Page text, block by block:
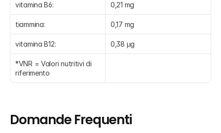
vitamina B6: 0,21 mg
tiammina: 0,17 mg
vitamina B12: 0,38 µg
*VNR = Valori nutritivi di
riferimento
Domande Frequenti